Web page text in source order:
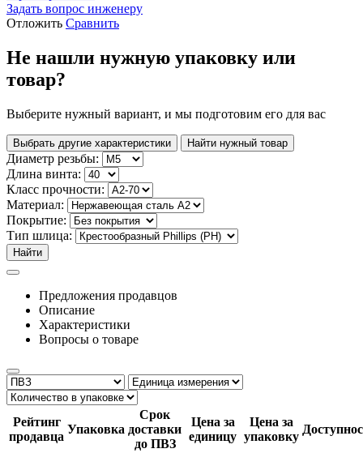
Задать вопрос инженеру
Отложить Сравнить
Не нашли нужную упаковку или
товар?
Выберите нужный вариант, и мы подготовим его для вас
Выбрать другие характеристики Найти нужный товар
Диаметр резьбы:
Длина винта:
Класс прочности:
Материал:
Покрытие:
Тип шлица:
Найти
Предложения продавцов
Описание
Характеристики
Вопросы о товаре
Рейтинг
продавца
Упаковка
Срок
доставки
до ПВЗ
Цена за
единицу
Цена за
упаковку